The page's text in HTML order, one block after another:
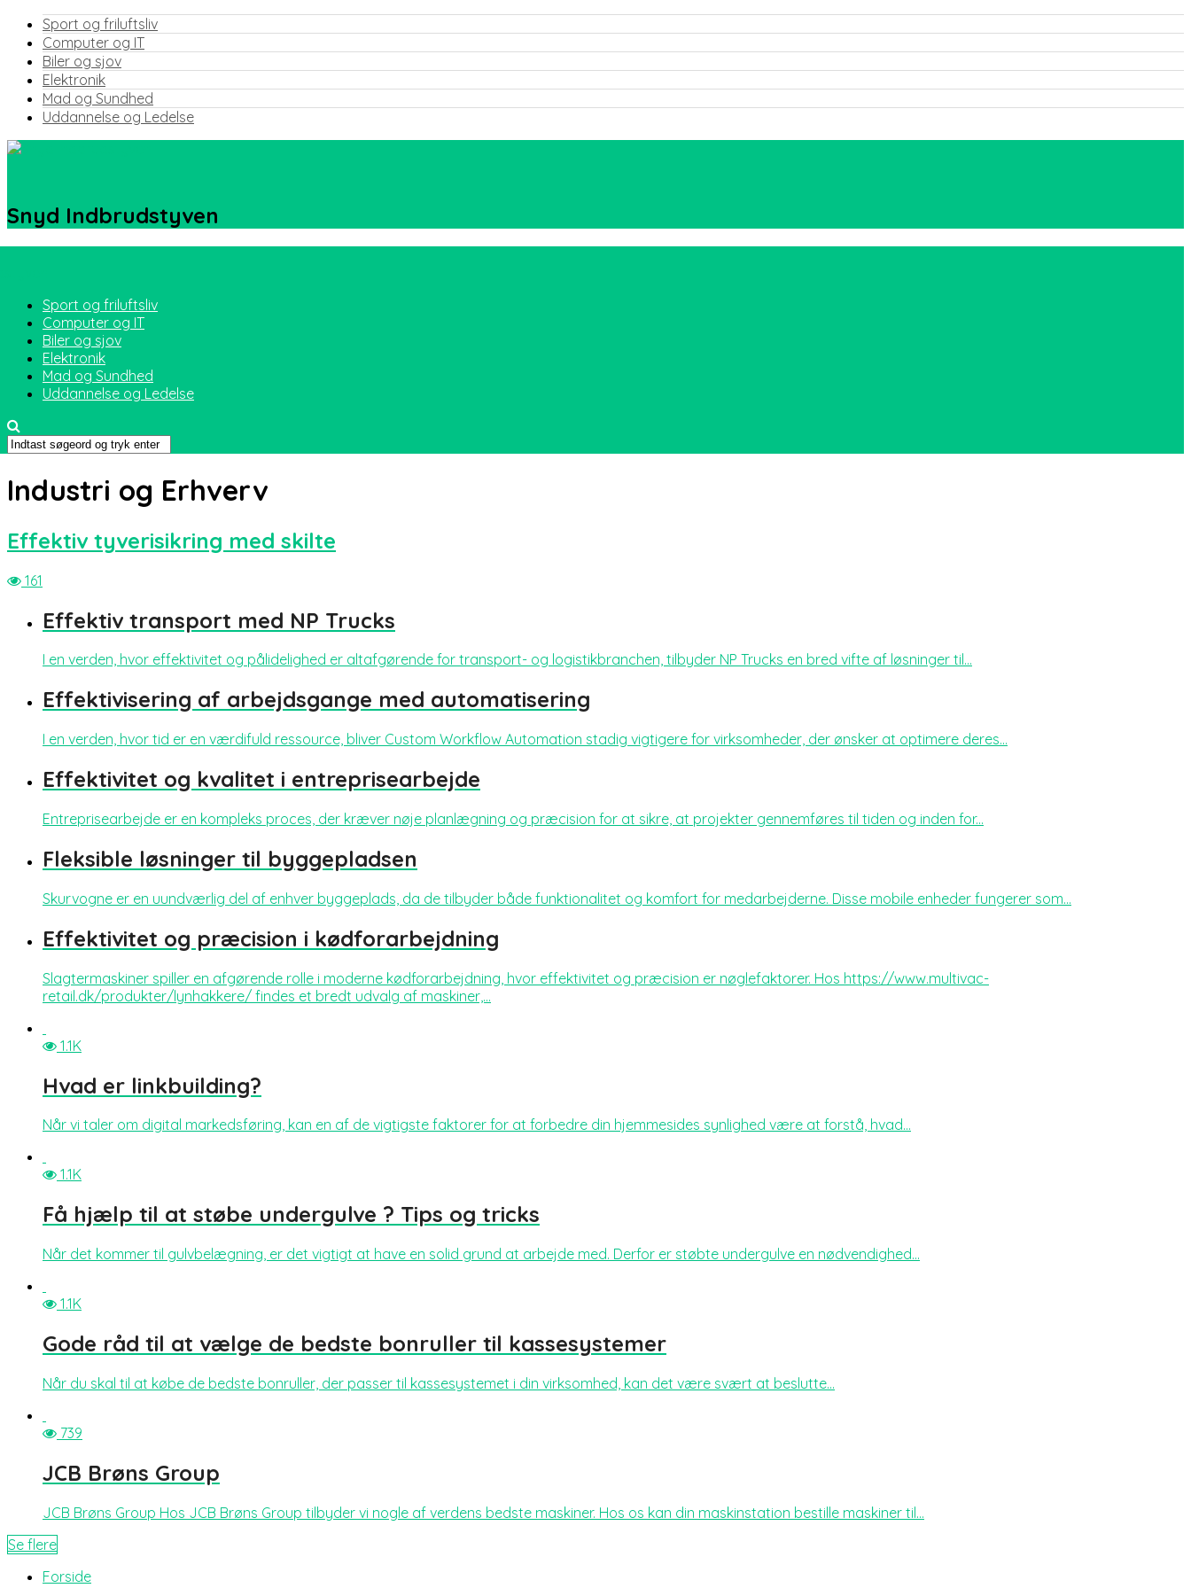
Sport og friluftsliv
Computer og IT
Biler og sjov
Elektronik
Mad og Sundhed
Uddannelse og Ledelse
Snyd Indbrudstyven
Sport og friluftsliv
Computer og IT
Biler og sjov
Elektronik
Mad og Sundhed
Uddannelse og Ledelse
Industri og Erhverv
Effektiv tyverisikring med skilte
161
Effektiv transport med NP Trucks
I en verden, hvor effektivitet og pålidelighed er altafgørende for transport- og logistikbranchen, tilbyder NP Trucks en bred vifte af løsninger til...
Effektivisering af arbejdsgange med automatisering
I en verden, hvor tid er en værdifuld ressource, bliver Custom Workflow Automation stadig vigtigere for virksomheder, der ønsker at optimere deres...
Effektivitet og kvalitet i entreprisearbejde
Entreprisearbejde er en kompleks proces, der kræver nøje planlægning og præcision for at sikre, at projekter gennemføres til tiden og inden for...
Fleksible løsninger til byggepladsen
Skurvogne er en uundværlig del af enhver byggeplads, da de tilbyder både funktionalitet og komfort for medarbejderne. Disse mobile enheder fungerer som...
Effektivitet og præcision i kødforarbejdning
Slagtermaskiner spiller en afgørende rolle i moderne kødforarbejdning, hvor effektivitet og præcision er nøglefaktorer. Hos https://www.multivac-
retail.dk/produkter/lynhakkere/ findes et bredt udvalg af maskiner,...
1.1K
Hvad er linkbuilding?
Når vi taler om digital markedsføring, kan en af de vigtigste faktorer for at forbedre din hjemmesides synlighed være at forstå, hvad...
1.1K
Få hjælp til at støbe undergulve ? Tips og tricks
Når det kommer til gulvbelægning, er det vigtigt at have en solid grund at arbejde med. Derfor er støbte undergulve en nødvendighed...
1.1K
Gode råd til at vælge de bedste bonruller til kassesystemer
Når du skal til at købe de bedste bonruller, der passer til kassesystemet i din virksomhed, kan det være svært at beslutte...
739
JCB Brøns Group
JCB Brøns Group Hos JCB Brøns Group tilbyder vi nogle af verdens bedste maskiner. Hos os kan din maskinstation bestille maskiner til...
Se flere
Forside